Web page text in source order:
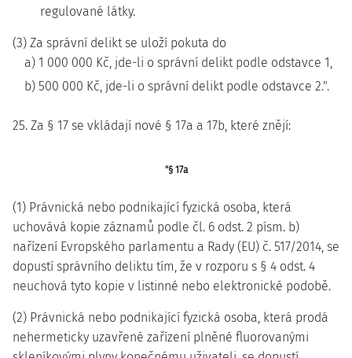
regulované látky.
(3) Za správní delikt se uloží pokuta do
a) 1 000 000 Kč, jde-li o správní delikt podle odstavce 1,
b) 500 000 Kč, jde-li o správní delikt podle odstavce 2.".
25. Za § 17 se vkládají nové § 17a a 17b, které znějí:
"§ 17a
(1) Právnická nebo podnikající fyzická osoba, která
uchovává kopie záznamů podle čl. 6 odst. 2 písm. b)
nařízení Evropského parlamentu a Rady (EU) č. 517/2014, se
dopustí správního deliktu tím, že v rozporu s § 4 odst. 4
neuchová tyto kopie v listinné nebo elektronické podobě.
(2) Právnická nebo podnikající fyzická osoba, která prodá
nehermeticky uzavřené zařízení plněné fluorovanými